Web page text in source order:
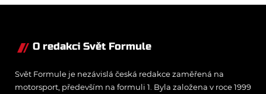
se dočkat návratu některého
O redakci Svět Formule
Svět Formule je nezávislá česká redakce zaměřená na
motorsport, především na formuli 1. Byla založena v roce 1999